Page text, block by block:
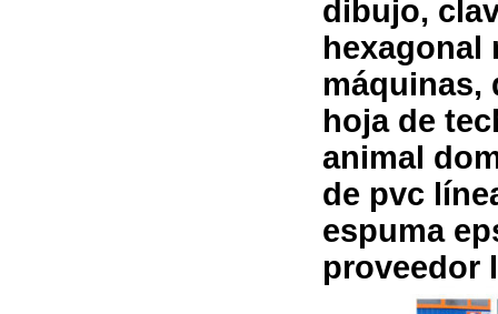
dibujo,
hexagonal
máquinas,
hoja de
animal
de pvc
espuma
proveedor